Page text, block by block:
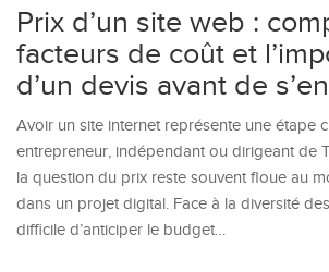
Prix d’un site web :
facteurs de coût et
d’un devis avant de
Avoir un site internet représente une étape
entrepreneur, indépendant ou dirigeant de
la question du prix reste souvent floue au
dans un projet digital. Face à la diversité
difficile d’anticiper le budget…